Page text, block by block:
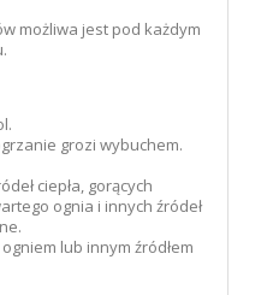
możliwa jest pod każdym
grozi wybuchem.
ciepła, gorących
ognia i innych źródeł
lub innym źródłem